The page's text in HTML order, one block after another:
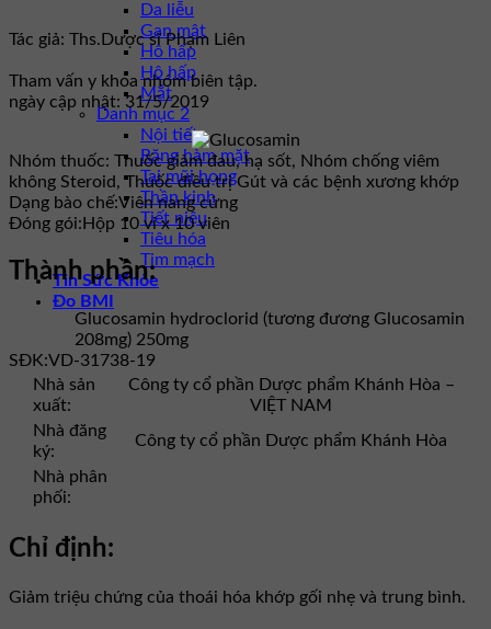
Da liễu
Gan mật
Hô hấp
Hô hấp
Mắt
Danh mục 2
Nội tiết
Răng hàm mặt
Tai mũi họng
Thần kinh
Tiết niệu
Tiêu hóa
Tim mạch
Tin Sức Khỏe
Đo BMI
Tác giả: Ths.Dược sĩ Phạm Liên
Tham vấn y khoa nhóm biên tập.
ngày cập nhật: 31/5/2019
Nhóm thuốc: Thuốc giảm đau, hạ sốt, Nhóm chống viêm
không Steroid, Thuốc điều trị Gút và các bệnh xương khớp
Dạng bào chế:Viên nang cứng
Đóng gói: Hộp 10 vỉ x 10 viên
Thành phần:
Glucosamin hydroclorid (tương đương Glucosamin
208mg) 250mg
SĐK:VD-31738-19
Nhà sản
xuất:
Công ty cổ phần Dược phẩm Khánh Hòa –
VIỆT NAM
Nhà đăng
ký:
Công ty cổ phần Dược phẩm Khánh Hòa
Nhà phân
phối:
Chỉ định:
Giảm triệu chứng của thoái hóa khớp gối nhẹ và trung bình.